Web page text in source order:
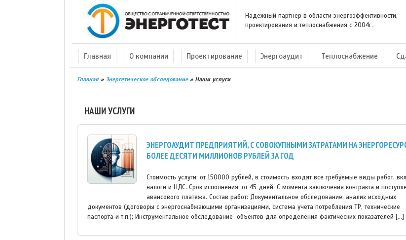
Надежный партнер в области энергоэффективности,
проектирования и теплоснабжения с 2004г.
Главная О компании Проектирование Энергоаудит Теплоснабжение
Главная » Энергетическое обследование» Наши услуги
НАШИ УСЛУГИ
ЭНЕРГОАУДИТ ПРЕДПРИЯТИЙ, С СОВОКУПНЫМИ ЗАТРАТАМИ НА
БОЛЕЕ ДЕСЯТИ МИЛЛИОНОВ РУБЛЕЙ ЗА ГОД
Стоимость услуги: от 150000 рублей, в стоимость входят все требуемые виды работ,
налоги и НДС. Срок исполнения: от 45 дней. С момента заключения контракта и
авансового платежа. Состав работ: Документальное обследование, анализ исходных
документов (договоры с энергоснабжающими организациями, система учета потребления ТР, технические
паспорта и т.п.); Инструментальное обследование объектов для определения фактических показателей […]